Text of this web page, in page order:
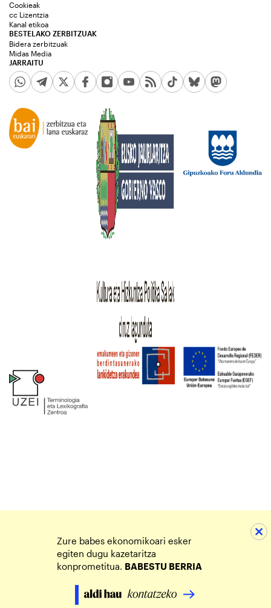
JARRAITU
Cookieak
cc Lizentzia
Kanal etikoa
BESTELAKO ZERBITZUAK
Bidera zerbitzuak
Midas Media
Zure babes ekonomikoari esker
egiten dugu kazetaritza
konprometitua. BABESTU BERRIA